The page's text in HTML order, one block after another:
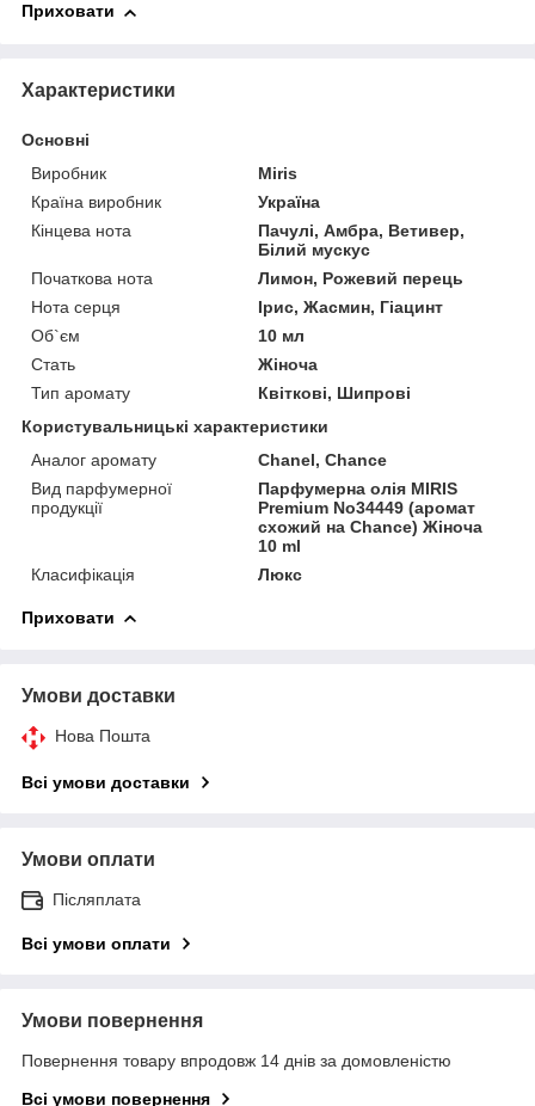
Приховати
Характеристики
Основні
Виробник
Miris
Країна виробник
Україна
Кінцева нота
Пачулі, Амбра, Ветивер,
Білий мускус
Початкова нота
Лимон, Рожевий перець
Нота серця
Ірис, Жасмин, Гіацинт
Об`єм
10 мл
Стать
Жіноча
Тип аромату
Квіткові, Шипрові
Користувальницькі характеристики
Аналог аромату
Chanel, Chance
Вид парфумерної
продукції
Парфумерна олія MIRIS
Premium No34449 (аромат
схожий на Chance) Жіноча
10 ml
Класифікація
Люкс
Приховати
Умови доставки
Нова Пошта
Всі умови доставки
Умови оплати
Післяплата
Всі умови оплати
Умови повернення
Повернення товару впродовж 14 днів за домовленістю
Всі умови повернення